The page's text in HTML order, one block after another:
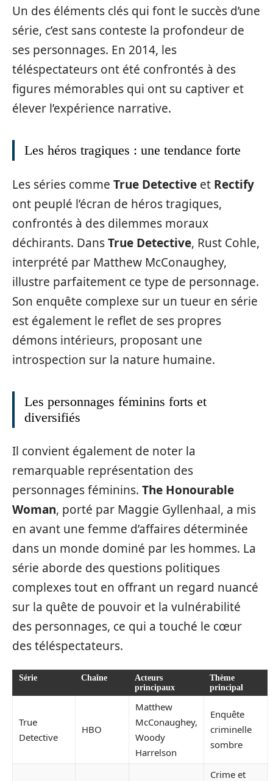
Un des éléments clés qui font le succès d’une
série, c’est sans conteste la profondeur de
ses personnages. En 2014, les
téléspectateurs ont été confrontés à des
figures mémorables qui ont su captiver et
élever l’expérience narrative.
Les héros tragiques : une tendance forte
Les séries comme True Detective et Rectify
ont peuplé l’écran de héros tragiques,
confrontés à des dilemmes moraux
déchirants. DansTrue Detective, Rust Cohle,
interprété par Matthew McConaughey,
illustre parfaitement ce type de personnage.
Son enquête complexe sur un tueur en série
est également le reflet de ses propres
démons intérieurs, proposant une
introspection sur la nature humaine.
Les personnages féminins forts et
diversifiés
Il convient également de noter la
remarquable représentation des
personnages féminins. The Honourable
Woman, porté par Maggie Gyllenhaal, a mis
en avant une femme d’affaires déterminée
dans un monde dominé par les hommes. La
série aborde des questions politiques
complexes tout en offrant un regard nuancé
sur la quête de pouvoir et la vulnérabilité
des personnages, ce qui a touché le cœur
des téléspectateurs.
Série Chaîne
Acteurs
principaux
Thème
principal
True
Detective
HBO
Matthew
McConaughey,
Woody
Harrelson
Enquête
criminelle
sombre
Crime et